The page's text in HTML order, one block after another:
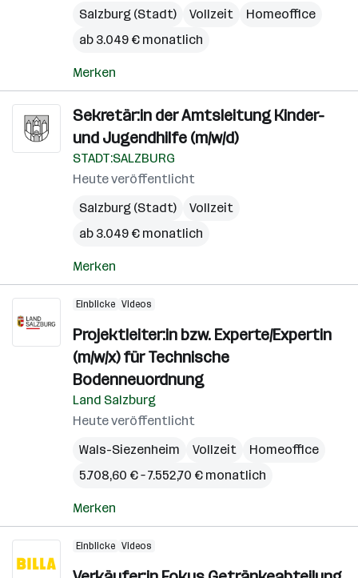
Salzburg (Stadt)
Vollzeit
Homeoffice
ab 3.049 € monatlich
Merken
Sekretär:in der Amtsleitung Kinder-
und Jugendhilfe (m/w/d)
STADT:SALZBURG
Heute veröffentlicht
Salzburg (Stadt)
Vollzeit
ab 3.049 € monatlich
Merken
Einblicke Videos
Projektleiter:in bzw. Experte/Expertin
(m/w/x) für Technische
Bodenneuordnung
Land Salzburg
Heute veröffentlicht
Wals-Siezenheim
Vollzeit
Homeoffice
5.708,60 € – 7.552,70 € monatlich
Merken
Einblicke Videos